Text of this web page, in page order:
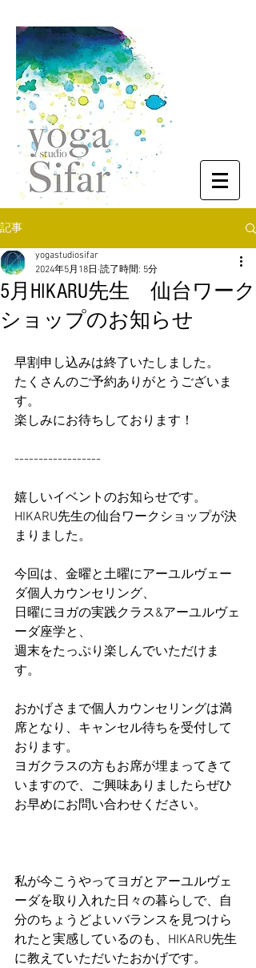
記事
5月HIKARU先生 仙台ワーク
ショップのお知らせ
yogastudiosifar
2024年5月18日 読了時間: 5分
早割申し込みは終了いたしました。
たくさんのご予約ありがとうございま
す。
楽しみにお待ちしております！
------------------
嬉しいイベントのお知らせです。
HIKARU先生の仙台ワークショップが決
まりました。
今回は、金曜と土曜にアーユルヴェー
ダ個人カウンセリング、
日曜にヨガの実践クラス&アーユルヴェ
ーダ座学と、
週末をたっぷり楽しんでいただけま
す。
おかげさまで個人カウンセリングは満
席となり、キャンセル待ちを受付して
おります。
ヨガクラスの方もお席が埋まってきて
いますので、ご興味ありましたらぜひ
お早めにお問い合わせください。
私が今こうやってヨガとアーユルヴェ
ーダを取り入れた日々の暮らしで、自
分のちょうどよいバランスを見つけら
れたと実感しているのも、HIKARU先生
に教えていただいたおかげです。